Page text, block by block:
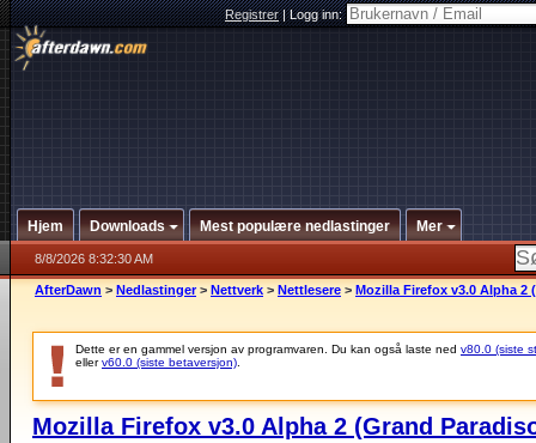
Registrer|Logg inn:
Hjem Downloads Mest populære nedlastinger Mer
8/8/2026 8:32:30 AM
AfterDawn > Nedlastinger > Nettverk > Nettlesere > Mozilla Firefox v3.0 Alpha 2
Dette er en gammel versjon av programvaren. Du kan også laste ned v80.0 (siste
ellerv60.0 (siste betaversjon)
Mozilla Firefox v3.0 Alpha 2 (Grand